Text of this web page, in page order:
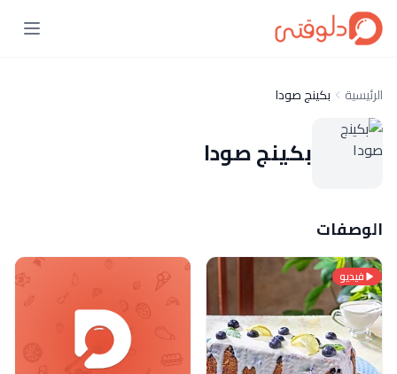
الرئيسية بكينج صودا
بكينج صودا
الوصفات
فيديو